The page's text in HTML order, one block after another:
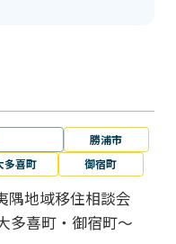
勝浦市
多喜町 御宿町
隅地域移住相談会
多喜町・御宿町～